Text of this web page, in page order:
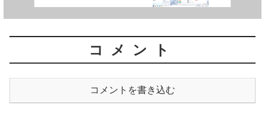
コメント
コメントを書き込む